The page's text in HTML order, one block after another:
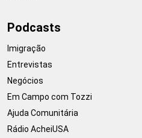
Podcasts
Imigração
Entrevistas
Negócios
Em Campo com Tozzi
Ajuda Comunitária
Rádio AcheiUSA